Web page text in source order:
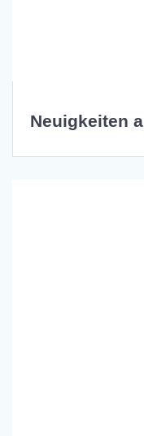
Neuigkeiten